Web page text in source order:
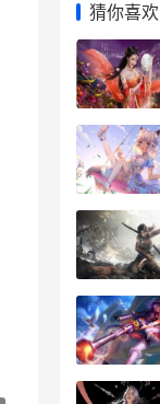
猜你喜欢